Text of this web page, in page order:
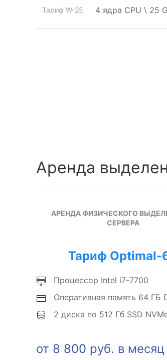
Тариф W-25 4 ядра CPU \ 25
Аренда
АРЕНДА ФИЗИЧЕСКОГО
СЕРВЕРА
Тариф Optimal-
Процессор Intel i7-7700
Оперативная память 64 ГБ
2 диска по 512 Гб SSD
от 8 800 руб. в месяц